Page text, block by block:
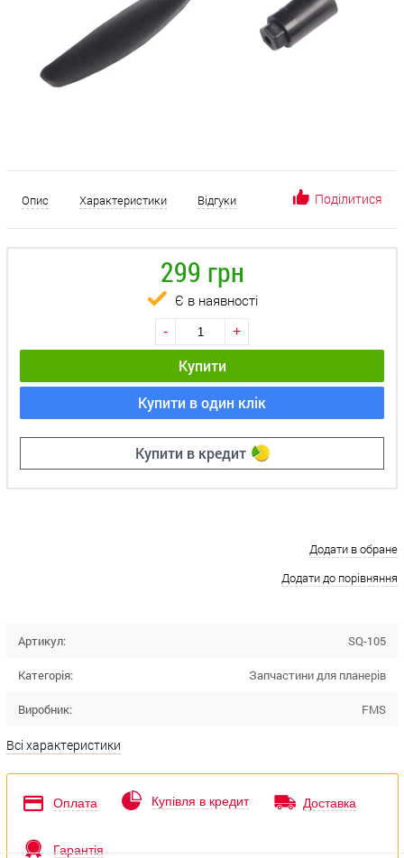
Опис Характеристики Відгуки Поділитися
299 грн
Є в наявності
- +
Купити
Купити в один клік
Купити в кредит
Додати в обране
Додати до порівняння
Артикул: SQ-105
Категорія: Запчастини для планерів
Виробник: FMS
Всі характеристики
Оплата Купівля в кредит Доставка
Гарантія